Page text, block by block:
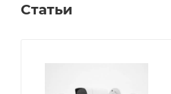
Статьи